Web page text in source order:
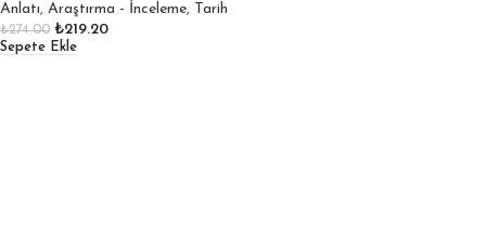
Anlatı, Araştırma - İnceleme, Tarih
₺274.00 ₺219.20
Sepete Ekle